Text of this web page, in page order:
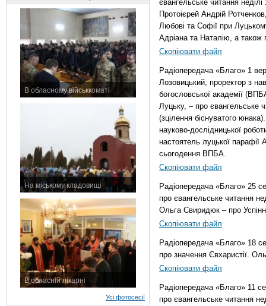
В обласному військкоматі
На міському кладовищі
В обласній лікарні
Усі фотосесії
євангельське читання
Протоієрей Андрій
Любові та Софії при
Адріана та Наталію, а також
Скопіювати файл
Радіопередача «Благо» 1
Лозовицький, проректор з
богословської академії
Луцьку, – про євангельське
(зцілення біснуватого
науково-дослідницької
настоятель луцької
сьогодення ВПБА.
Скопіювати файл
Радіопередача «Благо» 25
про євангельське читання
Ольга Свиридюк – про
Скопіювати файл
Радіопередача «Благо» 18
про значення Євхаристії.
Скопіювати файл
Радіопередача «Благо» 11
про євангельське читання